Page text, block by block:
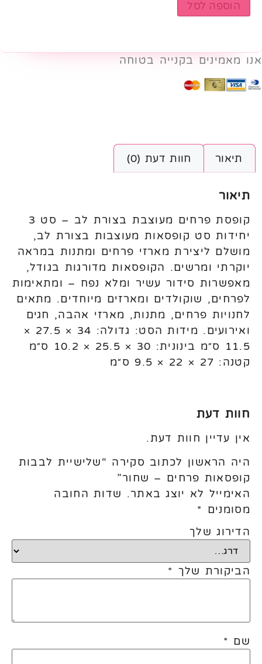
הוספה לסל
אנו מאמינים בקנייה בטוחה
תיאור חוות דעת (0)
תיאור
קופסת פרחים מעוצבת בצורת לב – סט 3
יחידות סט קופסאות מעוצבות בצורת לב,
מושלם ליצירת מארזי פרחים ומתנות במראה
יוקרתי ומרשים. הקופסאות מדורגות בגודל,
מאפשרות סידור עשיר ומלא נפח – ומתאימות
לפרחים, שוקולדים ומארזים מיוחדים. מתאים
לחנויות פרחים, מתנות, מארזי אהבה, חגים
ואירועים. מידות הסט: גדולה: 34 × 27.5 ×
11.5 ס״מ בינונית: 30 × 25.5 × 10.2 ס״מ
קטנה: 27 × 22 × 9.5 ס״מ
חוות דעת
אין עדיין חוות דעת.
היה הראשון לכתוב סקירה “שלישיית לבבות
קופסאות פרחים – שחור”
האימייל לא יוצג באתר. שדות החובה
מסומנים *
הדירוג שלך
הביקורת שלך *
שם *